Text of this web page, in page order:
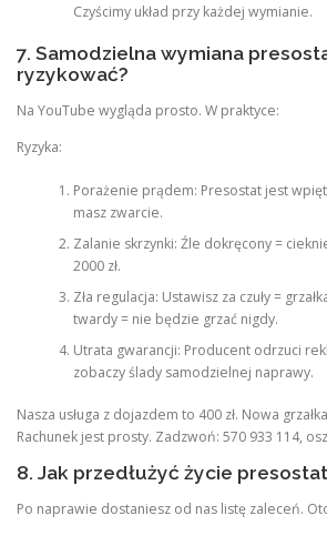
Czyścimy układ przy każdej wymianie.
7. Samodzielna wymiana
ryzykować?
Na YouTube wygląda prosto. W praktyce:
Ryzyka:
Porażenie prądem: Presostat jest
masz zwarcie.
Zalanie skrzynki: Źle dokręcony =
2000 zł.
Zła regulacja: Ustawisz za czuły =
twardy = nie będzie grzać nigdy.
Utrata gwarancji: Producent odrzuci
zobaczy ślady samodzielnej naprawy.
Nasza usługa z dojazdem to 400 zł. Nowa
Rachunek jest prosty. Zadzwoń: 570 933 114,
8. Jak przedłużyć życie
Po naprawie dostaniesz od nas listę zaleceń.